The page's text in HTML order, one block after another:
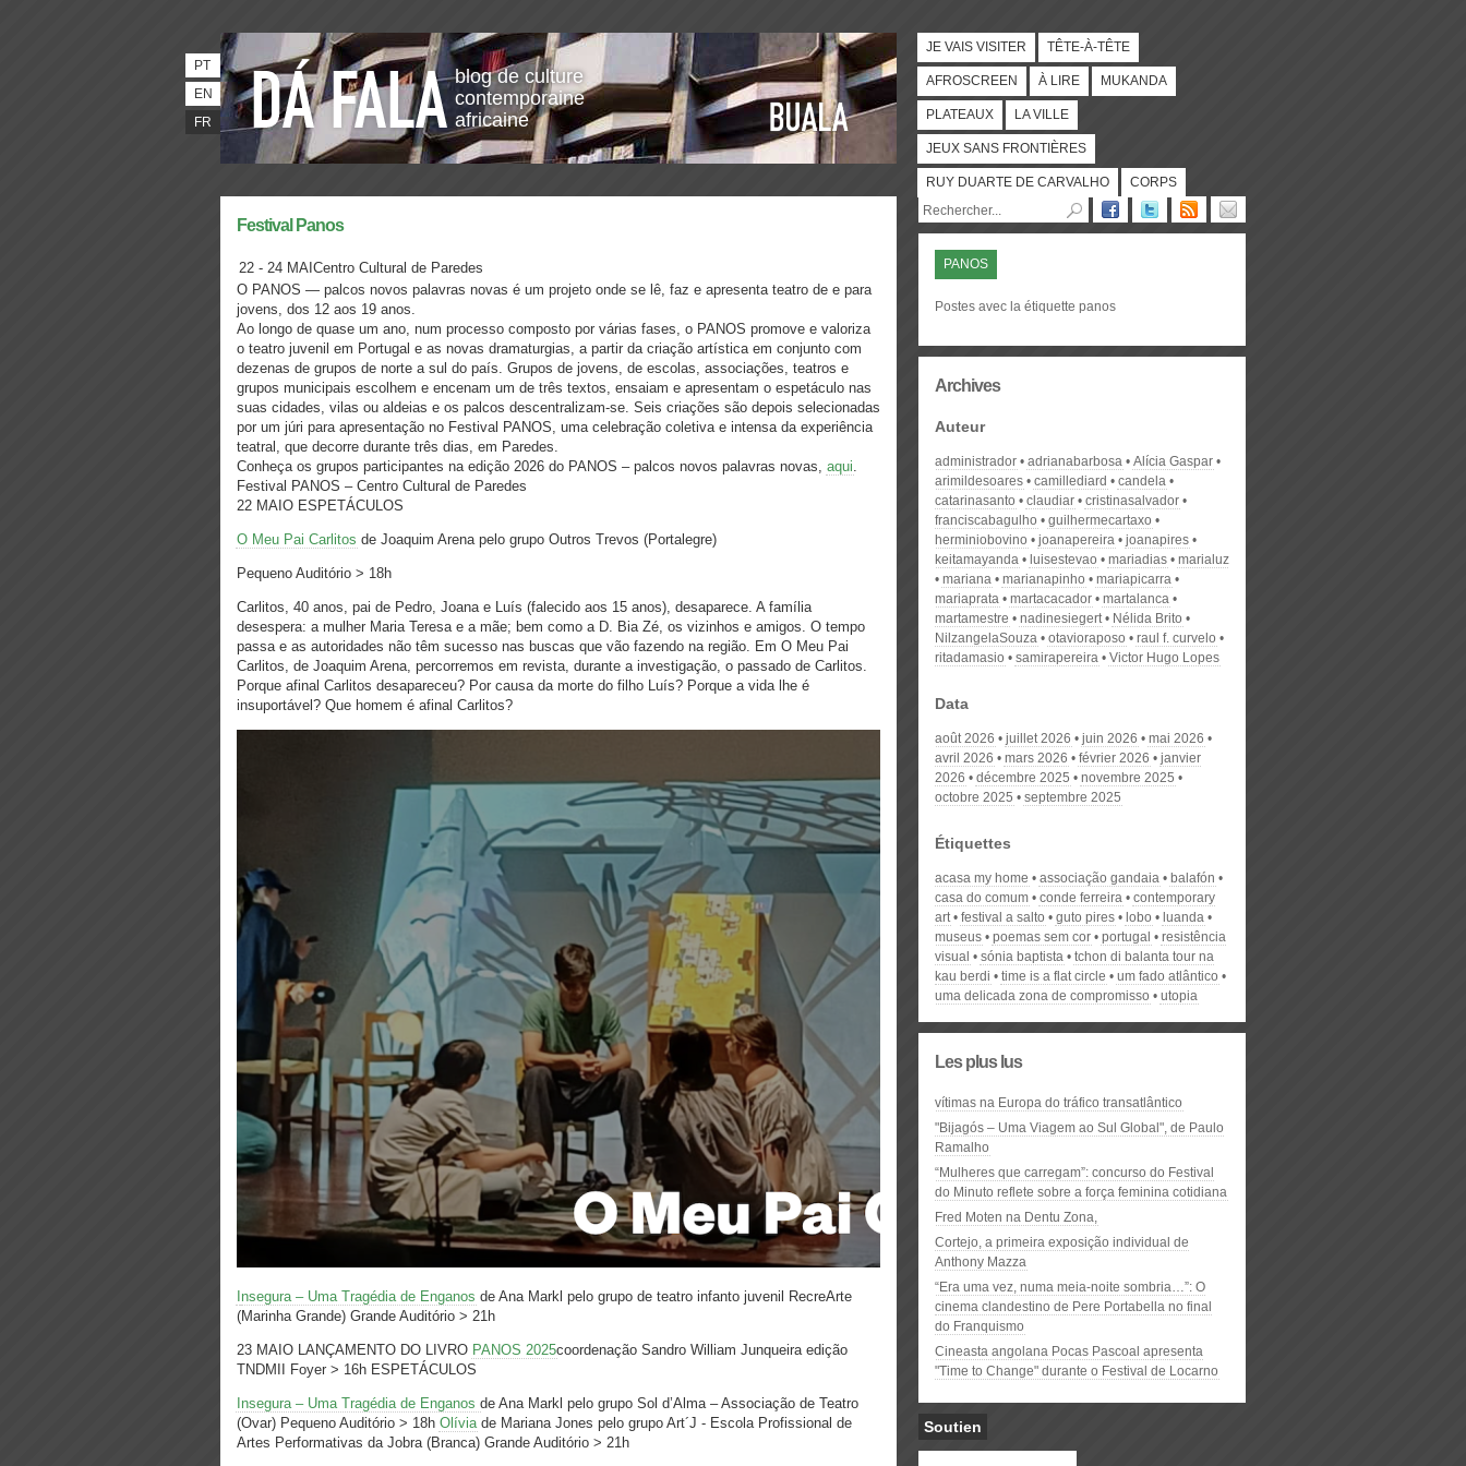
blog de culture
contemporaine
africaine
PT
EN
FR
JE VAIS VISITER TÊTE-À-TÊTE
AFROSCREEN À LIRE MUKANDA
PLATEAUX LA VILLE
JEUX SANS FRONTIÈRES
RUY DUARTE DE CARVALHO CORPS
Festival Panos
22 - 24 MAICentro Cultural de Paredes
O PANOS — palcos novos palavras novas é um projeto onde se lê, faz e apresenta teatro de e para
jovens, dos 12 aos 19 anos.
Ao longo de quase um ano, num processo composto por várias fases, o PANOS promove e valoriza
o teatro juvenil em Portugal e as novas dramaturgias, a partir da criação artística em conjunto com
dezenas de grupos de norte a sul do país. Grupos de jovens, de escolas, associações, teatros e
grupos municipais escolhem e encenam um de três textos, ensaiam e apresentam o espetáculo nas
suas cidades, vilas ou aldeias e os palcos descentralizam-se. Seis criações são depois selecionadas
por um júri para apresentação no Festival PANOS, uma celebração coletiva e intensa da experiência
teatral, que decorre durante três dias, em Paredes.
Conheça os grupos participantes na edição 2026 do PANOS – palcos novos palavras novas, aqui.
Festival PANOS – Centro Cultural de Paredes
22 MAIO ESPETÁCULOS
O Meu Pai Carlitos de Joaquim Arena pelo grupo Outros Trevos (Portalegre)
Pequeno Auditório > 18h
Carlitos, 40 anos, pai de Pedro, Joana e Luís (falecido aos 15 anos), desaparece. A família
desespera: a mulher Maria Teresa e a mãe; bem como a D. Bia Zé, os vizinhos e amigos. O tempo
passa e as autoridades não têm sucesso nas buscas que vão fazendo na região. Em O Meu Pai
Carlitos, de Joaquim Arena, percorremos em revista, durante a investigação, o passado de Carlitos.
Porque afinal Carlitos desapareceu? Por causa da morte do filho Luís? Porque a vida lhe é
insuportável? Que homem é afinal Carlitos?
nsegura – Uma Tragédia de Enganos de Ana Markl pelo grupo de teatro infanto juvenil RecreArte
(Marinha Grande) Grande Auditório > 21h
23 MAIO LANÇAMENTO DO LIVRO PANOS 2025coordenação Sandro William Junqueira edição
TNDMII Foyer > 16h ESPETÁCULOS
Insegura – Uma Tragédia de Enganos de Ana Markl pelo grupo Sol d’Alma – Associação de Teatro
(Ovar) Pequeno Auditório > 18h Olíviade Mariana Jones pelo grupo Art´J - Escola Profissional de
Artes Performativas da Jobra (Branca) Grande Auditório > 21h
PANOS
Postes avec la étiquette panos
Archives
Auteur
administrador adrianabarbosa
Alícia Gaspar
arimildesoares
camillediard
candela
catarinasanto
claudiar
cristinasalvador
franciscabagulho
guilhermecartaxo
herminiobovino
joanapereira
joanapires
keitamayanda
luisestevao mariadias
marialuz
mariana
marianapinho
mariapicarra
mariaprata
martacacador
martalanca
martamestre
nadinesiegert
Nélida Brito
NilzangelaSouza
otavioraposo
raul f. curvelo
ritadamasio
samirapereira Victor Hugo Lopes
Data
août 2026 juillet 2026 juin 2026
mai 2026
avril 2026
mars 2026 février 2026
janvier
2026
décembre 2025
novembre 2025
octobre 2025
septembre 2025
Étiquettes
acasa my home associação gandaia
balafón
casa do comum
conde ferreira
contemporary
art
festival a salto guto pires lobo
luanda
museus
poemas sem cor portugal
resistência
visual
sónia baptista
tchon di balanta tour na
kau berdi
time is a flat circle
um fado atlântico
uma delicada zona de compromisso
utopia
Les plus lus
vítimas na Europa do tráfico transatlântico
"Bijagós – Uma Viagem ao Sul Global", de Paulo
Ramalho
“Mulheres que carregam”: concurso do Festival
do Minuto reflete sobre a força feminina cotidiana
Fred Moten na Dentu Zona,
Cortejo, a primeira exposição individual de
Anthony Mazza
“Era uma vez, numa meia-noite sombria…”: O
cinema clandestino de Pere Portabella no final
do Franquismo
Cineasta angolana Pocas Pascoal apresenta
"Time to Change" durante o Festival de Locarno
Soutien